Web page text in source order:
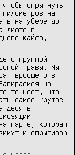
спрыгнуть
на
на убере до
лифте в
кайфа,
с группой
травы. Мы
вросшего в
на
то ноет, что
самое крутое
десять
карте, которая
и спрыгиваю